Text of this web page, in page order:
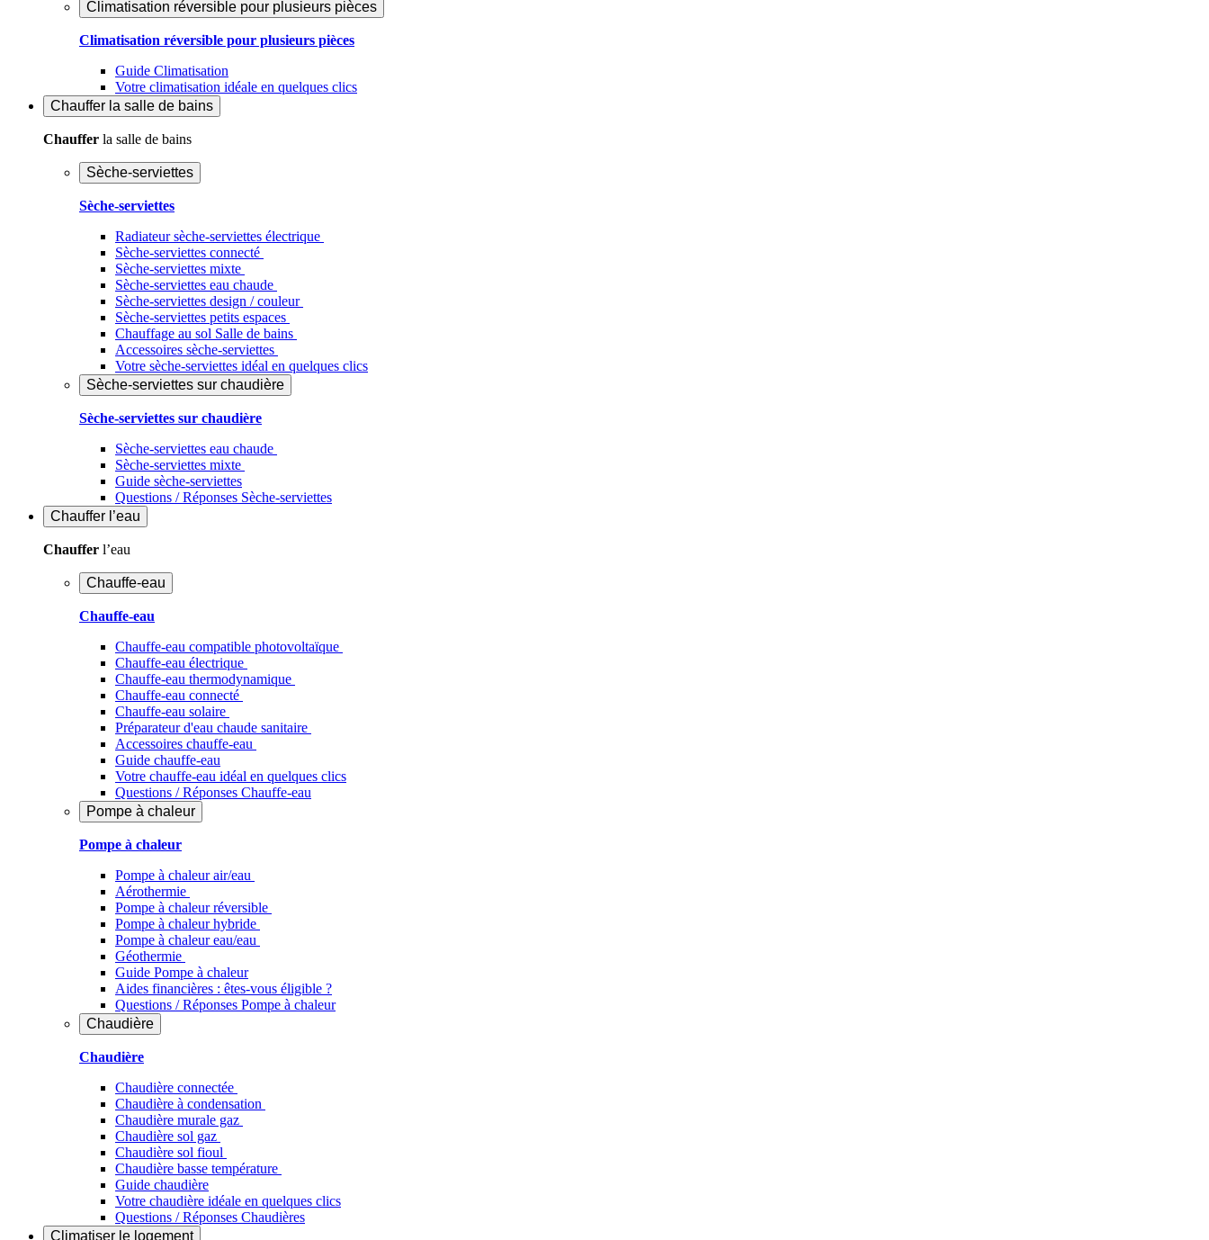
Climatisation réversible pour plusieurs pièces
Climatisation réversible pour plusieurs pièces
Guide Climatisation
Votre climatisation idéale en quelques clics
Chauffer la salle de bains
Chauffer la salle de bains
Sèche-serviettes
Sèche-serviettes
Radiateur sèche-serviettes électrique
Sèche-serviettes connecté
Sèche-serviettes mixte
Sèche-serviettes eau chaude
Sèche-serviettes design / couleur
Sèche-serviettes petits espaces
Chauffage au sol Salle de bains
Accessoires sèche-serviettes
Votre sèche-serviettes idéal en quelques clics
Sèche-serviettes sur chaudière
Sèche-serviettes sur chaudière
Sèche-serviettes eau chaude
Sèche-serviettes mixte
Guide sèche-serviettes
Questions / Réponses Sèche-serviettes
Chauffer l’eau
Chauffer l’eau
Chauffe-eau
Chauffe-eau
Chauffe-eau compatible photovoltaïque
Chauffe-eau électrique
Chauffe-eau thermodynamique
Chauffe-eau connecté
Chauffe-eau solaire
Préparateur d'eau chaude sanitaire
Accessoires chauffe-eau
Guide chauffe-eau
Votre chauffe-eau idéal en quelques clics
Questions / Réponses Chauffe-eau
Pompe à chaleur
Pompe à chaleur
Pompe à chaleur air/eau
Aérothermie
Pompe à chaleur réversible
Pompe à chaleur hybride
Pompe à chaleur​ eau/eau
Géothermie
Guide Pompe à chaleur
Aides financières : êtes-vous éligible ?
Questions / Réponses Pompe à chaleur
Chaudière
Chaudière
Chaudière connectée
Chaudière à condensation
Chaudière murale gaz
Chaudière sol gaz
Chaudière sol fioul
Chaudière basse température
Guide chaudière
Votre chaudière idéale en quelques clics
Questions / Réponses Chaudières
Climatiser le logement